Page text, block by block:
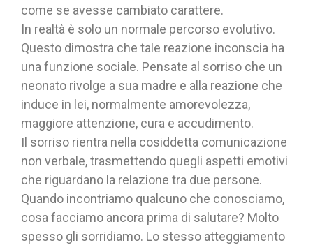
come se avesse cambiato carattere.
In realtà è solo un normale percorso evolutivo.
Questo dimostra che tale reazione inconscia ha
una funzione sociale. Pensate al sorriso che un
neonato rivolge a sua madre e alla reazione che
induce in lei, normalmente amorevolezza,
maggiore attenzione, cura e accudimento.
Il sorriso rientra nella cosiddetta comunicazione
non verbale, trasmettendo quegli aspetti emotivi
che riguardano la relazione tra due persone.
Quando incontriamo qualcuno che conosciamo,
cosa facciamo ancora prima di salutare? Molto
spesso gli sorridiamo. Lo stesso atteggiamento